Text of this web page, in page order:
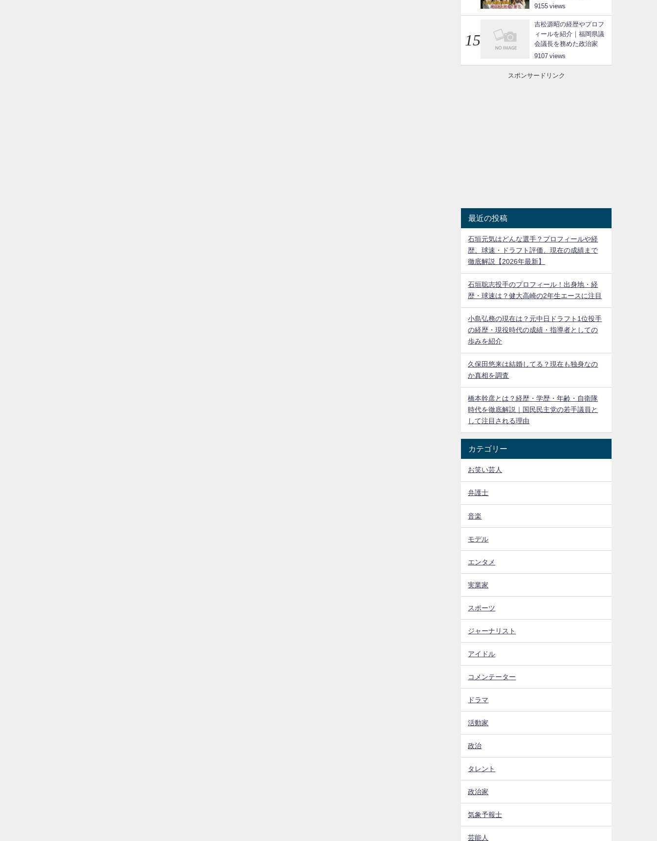
9155
吉松源昭の経歴やプロフ
ィールを紹介｜福岡県議
会議長を務めた政治家
9107
スポンサードリンク
最近の投稿
石垣元気はどんな選手？プロフィールや経
歴、球速・ドラフト評価、現在の成績まで
徹底解説【2026年最新】
石垣聡志投手のプロフィール！出身地・経
歴・球速は？健大高崎の2年生エースに注目
小島弘務の現在は？元中日ドラフト1位投手
の経歴・現役時代の成績・指導者としての
歩みを紹介
久保田悠来は結婚してる？現在も独身なの
か真相を調査
橋本幹彦とは？経歴・学歴・年齢・自衛隊
時代を徹底解説｜国民民主党の若手議員と
して注目される理由
カテゴリー
お笑い芸人
弁護士
音楽
モデル
エンタメ
実業家
スポーツ
ジャーナリスト
アイドル
コメンテーター
ドラマ
活動家
政治
タレント
政治家
気象予報士
芸能人